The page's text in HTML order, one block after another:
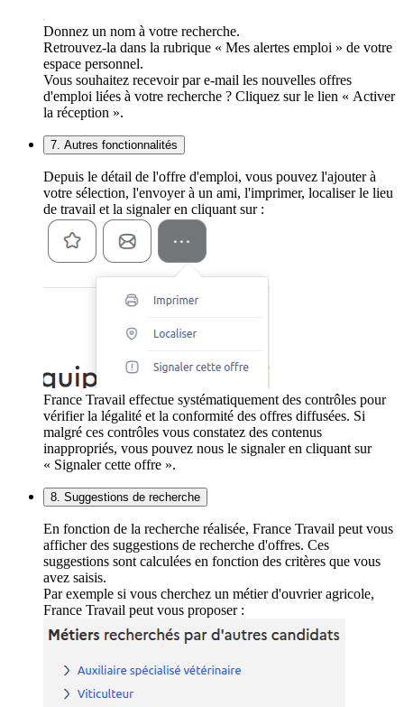
Donnez un nom à votre recherche.
Retrouvez-la dans la rubrique « Mes alertes emploi » de votre
espace personnel.
Vous souhaitez recevoir par e-mail les nouvelles offres
d'emploi liées à votre recherche ? Cliquez sur le lien « Activer
la réception ».
7. Autres fonctionnalités
Depuis le détail de l'offre d'emploi, vous pouvez l'ajouter à
votre sélection, l'envoyer à un ami, l'imprimer, localiser le lieu
de travail et la signaler en cliquant sur :
France Travail effectue systématiquement des contrôles pour
vérifier la légalité et la conformité des offres diffusées. Si
malgré ces contrôles vous constatez des contenus
inappropriés, vous pouvez nous le signaler en cliquant sur
« Signaler cette offre ».
8. Suggestions de recherche
En fonction de la recherche réalisée, France Travail peut vous
afficher des suggestions de recherche d'offres. Ces
suggestions sont calculées en fonction des critères que vous
avez saisis.
Par exemple si vous cherchez un métier d'ouvrier agricole,
France Travail peut vous proposer :